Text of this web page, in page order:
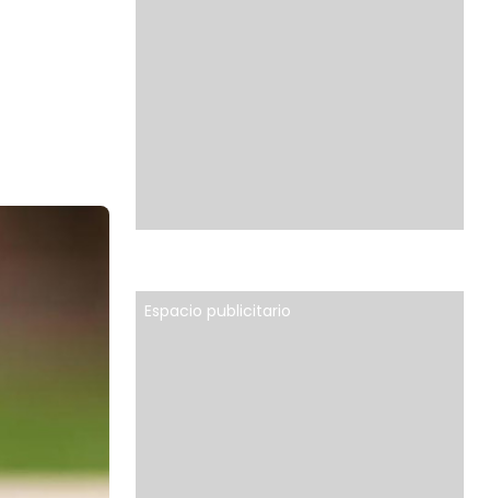
Espacio publicitario